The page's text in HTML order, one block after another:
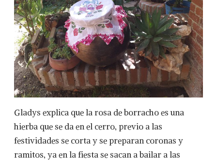
Gladys explica que la rosa de borracho es una
hierba que se da en el cerro, previo a las
festividades se corta y se preparan coronas y
ramitos, ya en la fiesta se sacan a bailar a las